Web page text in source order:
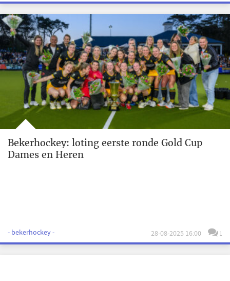
Bekerhockey: loting eerste ronde Gold Cup
Dames en Heren
- bekerhockey - 28-08-2025 16:00 1